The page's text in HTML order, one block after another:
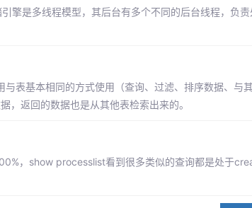
擎是多线程模型，其后台有多个不同的后台线程，负
表基本相同的方式使用（查询、过滤、排序数据、与
，返回的数据也是从其他表检索出来的。
，show processlist看到很多类似的查询都是处于